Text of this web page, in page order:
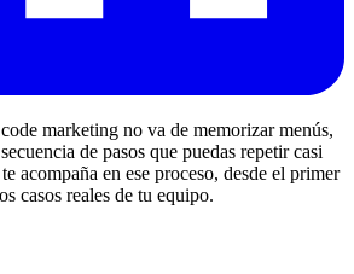
marketing no va de memorizar menús,
de pasos que puedas repetir casi
acompaña en ese proceso, desde el primer
casos reales de tu equipo.